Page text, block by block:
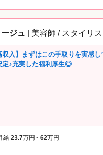
関係を築けるのが大きなやりが
く、安心して技術に集中できる
ジュ | 美容師 / スタイリス
収入】まずはこの手取りを実感
定♪充実した福利厚生◎
給 23.7万円 ~62万円